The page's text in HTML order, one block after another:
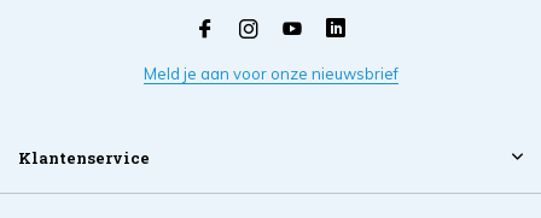
Meld je aan voor onze nieuwsbrief
Klantenservice